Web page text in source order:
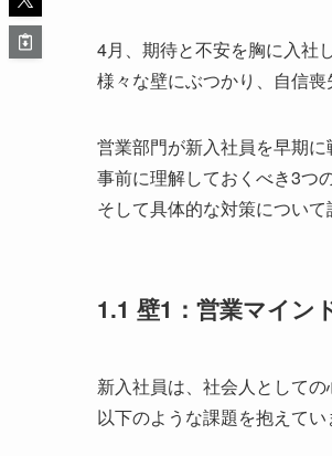
4月、期待と不安を胸に入社
様々な壁にぶつかり、自信喪
営業部門が新入社員を早期に
事前に理解しておくべき3つ
そして具体的な対策について
1.1 壁1：営業マイン
新入社員は、社会人としての
以下のような課題を抱えてい